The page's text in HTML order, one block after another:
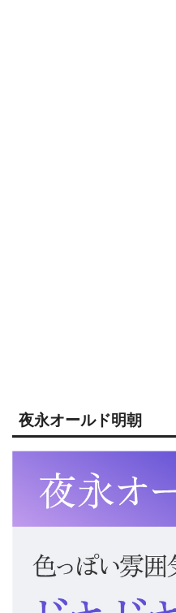
夜永オールド明朝